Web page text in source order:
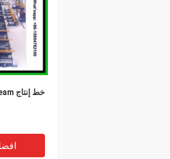
خط إنتاج H Beam التلقائي